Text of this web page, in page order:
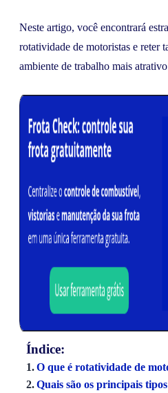
Neste artigo, você encontrará
rotatividade de motoristas e reter
ambiente de trabalho mais
Índice:
O que é rotatividade de
Quais são os principais